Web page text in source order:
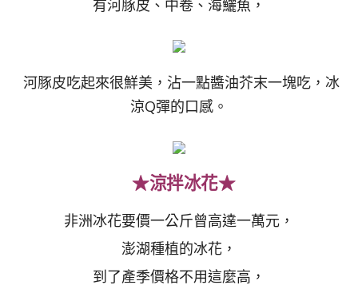
有河豚皮、中卷、海鱺魚，
河豚皮吃起來很鮮美，沾一點醬油芥末一塊吃，冰
涼Q彈的口感。
★涼拌冰花★
非洲冰花要價一公斤曾高達一萬元，
澎湖種植的冰花，
到了產季價格不用這麼高，